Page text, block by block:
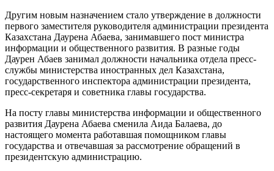
Другим новым назначением стало утверждение в должности
первого заместителя руководителя администрации президента
Казахстана Даурена Абаева, занимавшего пост министра
информации и общественного развития. В разные годы
Даурен Абаев занимал должности начальника отдела пресс-
службы министерства иностранных дел Казахстана,
государственного инспектора администрации президента,
пресс-секретаря и советника главы государства.
На посту главы министерства информации и общественного
развития Даурена Абаева сменила Аида Балаева, до
настоящего момента работавшая помощником главы
государства и отвечавшая за рассмотрение обращений в
президентскую администрацию.